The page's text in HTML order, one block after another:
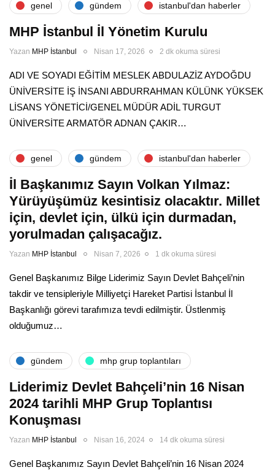
genel gündem i̇stanbul'dan haberler
MHP İstanbul İl Yönetim Kurulu
Yazan MHP İstanbul Nisan 17, 2026 2 dk okuma süresi
ADI VE SOYADI EĞİTİM MESLEK ABDULAZİZ AYDOĞDU
ÜNİVERSİTE İŞ İNSANI ABDURRAHMAN KÜLÜNK YÜKSEK
LİSANS YÖNETİCİ/GENEL MÜDÜR ADİL TURGUT
ÜNİVERSİTE ARMATÖR ADNAN ÇAKIR…
genel gündem i̇stanbul'dan haberler
İl Başkanımız Sayın Volkan Yılmaz:
Yürüyüşümüz kesintisiz olacaktır. Millet
için, devlet için, ülkü için durmadan,
yorulmadan çalışacağız.
Yazan MHP İstanbul Nisan 7, 2026 1 dk okuma süresi
Genel Başkanımız Bilge Liderimiz Sayın Devlet Bahçeli’nin
takdir ve tensipleriyle Milliyetçi Hareket Partisi İstanbul İl
Başkanlığı görevi tarafımıza tevdi edilmiştir. Üstlenmiş
olduğumuz…
gündem mhp grup toplantıları
Liderimiz Devlet Bahçeli’nin 16 Nisan
2024 tarihli MHP Grup Toplantısı
Konuşması
Yazan MHP İstanbul Nisan 16, 2024 14 dk okuma süresi
Genel Başkanımız Sayın Devlet Bahçeli’nin 16 Nisan 2024